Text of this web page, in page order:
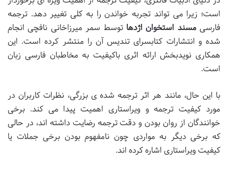
است؛ زیرا می تواند تجربه خواندن را به کلی تغییر دهد. ترجمه
فارسیمسند استخوان اژدها توسط سمر میرزاخانی نافچی انجام
شده و انتشارات کتابسرای تندیس آن را منتشر کرده است. این
همکاری نویدبخش ارائه اثری باکیفیت به مخاطبان فارسی زبان
است.
با این حال، مانند هر اثر ترجمه شده ی بزرگی، نظرات کاربران در
مورد کیفیت ترجمه و ویراستاری اهمیت پیدا می کند. برخی
خوانندگان از روان بودن و دقت ترجمه رضایت داشته اند، در حالی
که برخی دیگر به مواردی چون نامفهوم بودن برخی جملات یا
کیفیت ویراستاری اشاره کرده اند.